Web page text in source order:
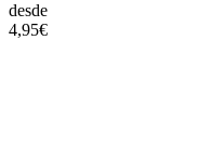
desde
4,95€